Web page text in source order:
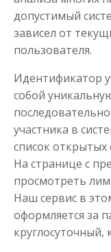
Срок
допустимый
зависел от
пользователя.
Идентификатор
собой
участника в
список открытых
На странице с
просмотреть
Наш сервис в
оформляется за